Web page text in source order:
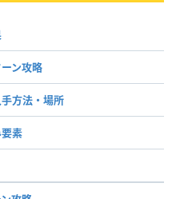
ン攻略
方法・場所
素